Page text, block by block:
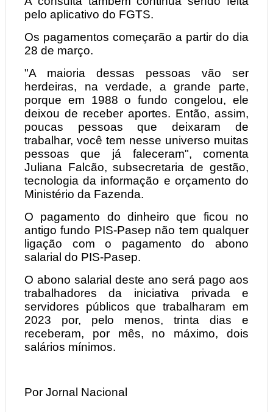
pelo aplicativo do FGTS.
Os pagamentos começarão a partir do dia
28 de março.
"A maioria dessas pessoas vão ser
herdeiras, na verdade, a grande parte,
porque em 1988 o fundo congelou, ele
deixou de receber aportes. Então, assim,
poucas pessoas que deixaram de
trabalhar, você tem nesse universo muitas
pessoas que já faleceram", comenta
Juliana Falcão, subsecretaria de gestão,
tecnologia da informação e orçamento do
Ministério da Fazenda.
O pagamento do dinheiro que ficou no
antigo fundo PIS-Pasep não tem qualquer
ligação com o pagamento do abono
salarial do PIS-Pasep.
O abono salarial deste ano será pago aos
trabalhadores da iniciativa privada e
servidores públicos que trabalharam em
2023 por, pelo menos, trinta dias e
receberam, por mês, no máximo, dois
salários mínimos.
Por Jornal Nacional